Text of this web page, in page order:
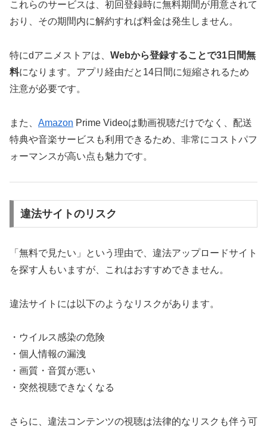
これらのサービスは、初回登録時に無料期間が用意されて
おり、その期間内に解約すれば料金は発生しません。
特にdアニメストアは、 Webから登録することで31日間無
料になります。アプリ経由だと14日間に短縮されるため
注意が必要です。
また、 Amazon Prime Videoは動画視聴だけでなく、配送
特典や音楽サービスも利用できるため、非常にコストパフ
ォーマンスが高い点も魅力です。
違法サイトのリスク
「無料で見たい」という理由で、違法アップロードサイト
を探す人もいますが、これはおすすめできません。
違法サイトには以下のようなリスクがあります。
・ウイルス感染の危険
・個人情報の漏洩
・画質・音質が悪い
・突然視聴できなくなる
さらに、違法コンテンツの視聴は法律的なリスクも伴う可